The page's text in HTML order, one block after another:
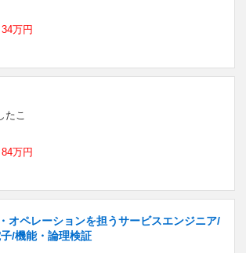
万円
たこ
万円
オペレーションを担うサービスエンジニア/
/機能・論理検証